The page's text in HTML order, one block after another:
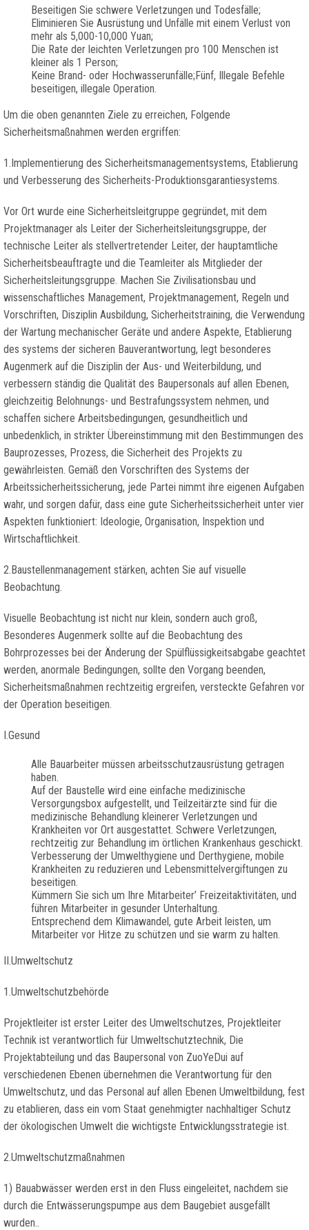
Beseitigen Sie schwere Verletzungen und Todesfälle;
Eliminieren Sie Ausrüstung und Unfälle mit einem Verlust von
mehr als 5,000-10,000 Yuan;
Die Rate der leichten Verletzungen pro 100 Menschen ist
kleiner als 1 Person;
Keine Brand- oder Hochwasserunfälle;Fünf, Illegale Befehle
beseitigen, illegale Operation.
Um die oben genannten Ziele zu erreichen, Folgende
Sicherheitsmaßnahmen werden ergriffen:
1.Implementierung des Sicherheitsmanagementsystems, Etablierung
und Verbesserung des Sicherheits-Produktionsgarantiesystems.
Vor Ort wurde eine Sicherheitsleitgruppe gegründet, mit dem
Projektmanager als Leiter der Sicherheitsleitungsgruppe, der
technische Leiter als stellvertretender Leiter, der hauptamtliche
Sicherheitsbeauftragte und die Teamleiter als Mitglieder der
Sicherheitsleitungsgruppe. Machen Sie Zivilisationsbau und
wissenschaftliches Management, Projektmanagement, Regeln und
Vorschriften, Disziplin Ausbildung, Sicherheitstraining, die Verwendung
der Wartung mechanischer Geräte und andere Aspekte, Etablierung
des systems der sicheren Bauverantwortung, legt besonderes
Augenmerk auf die Disziplin der Aus- und Weiterbildung, und
verbessern ständig die Qualität des Baupersonals auf allen Ebenen,
gleichzeitig Belohnungs- und Bestrafungssystem nehmen, und
schaffen sichere Arbeitsbedingungen, gesundheitlich und
unbedenklich, in strikter Übereinstimmung mit den Bestimmungen des
Bauprozesses, Prozess, die Sicherheit des Projekts zu
gewährleisten. Gemäß den Vorschriften des Systems der
Arbeitssicherheitssicherung, jede Partei nimmt ihre eigenen Aufgaben
wahr, und sorgen dafür, dass eine gute Sicherheitssicherheit unter vier
Aspekten funktioniert: Ideologie, Organisation, Inspektion und
Wirtschaftlichkeit.
2.Baustellenmanagement stärken, achten Sie auf visuelle
Beobachtung.
Visuelle Beobachtung ist nicht nur klein, sondern auch groß,
Besonderes Augenmerk sollte auf die Beobachtung des
Bohrprozesses bei der Änderung der Spülflüssigkeitsabgabe geachtet
werden, anormale Bedingungen, sollte den Vorgang beenden,
Sicherheitsmaßnahmen rechtzeitig ergreifen, versteckte Gefahren vor
der Operation beseitigen.
I.Gesund
Alle Bauarbeiter müssen arbeitsschutzausrüstung getragen
haben.
Auf der Baustelle wird eine einfache medizinische
Versorgungsbox aufgestellt, und Teilzeitärzte sind für die
medizinische Behandlung kleinerer Verletzungen und
Krankheiten vor Ort ausgestattet. Schwere Verletzungen,
rechtzeitig zur Behandlung im örtlichen Krankenhaus geschickt.
Verbesserung der Umwelthygiene und Derthygiene, mobile
Krankheiten zu reduzieren und Lebensmittelvergiftungen zu
beseitigen.
Kümmern Sie sich um Ihre Mitarbeiter’ Freizeitaktivitäten, und
führen Mitarbeiter in gesunder Unterhaltung.
Entsprechend dem Klimawandel, gute Arbeit leisten, um
Mitarbeiter vor Hitze zu schützen und sie warm zu halten.
II.Umweltschutz
1.Umweltschutzbehörde
Projektleiter ist erster Leiter des Umweltschutzes, Projektleiter
Technik ist verantwortlich für Umweltschutztechnik, Die
Projektabteilung und das Baupersonal von ZuoYeDui auf
verschiedenen Ebenen übernehmen die Verantwortung für den
Umweltschutz, und das Personal auf allen Ebenen Umweltbildung, fest
zu etablieren, dass ein vom Staat genehmigter nachhaltiger Schutz
der ökologischen Umwelt die wichtigste Entwicklungsstrategie ist.
2.Umweltschutzmaßnahmen
1) Bauabwässer werden erst in den Fluss eingeleitet, nachdem sie
durch die Entwässerungspumpe aus dem Baugebiet ausgefällt
wurden..